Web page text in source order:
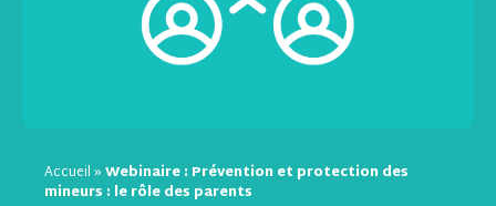
Accueil»Webinaire : Prévention et protection des
mineurs : le rôle des parents